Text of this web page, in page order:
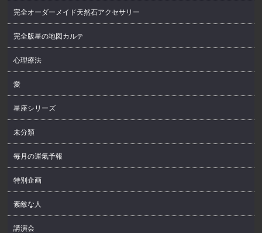
完全オーダーメイド天然石アクセサリー
完全版星の地図カルテ
心理療法
愛
星座シリーズ
未分類
毎月の運氣予報
特別企画
素敵な人
講演会